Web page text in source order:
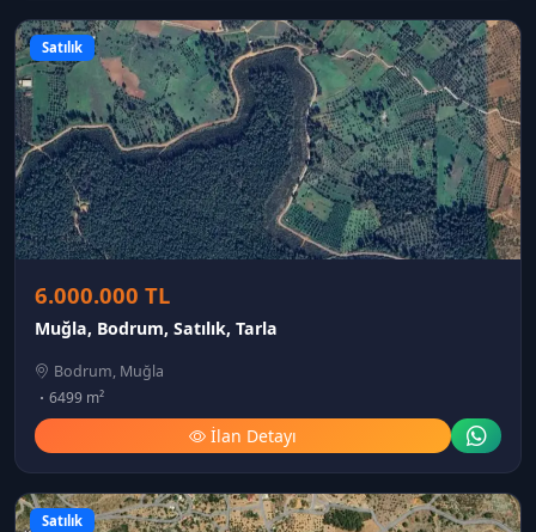
Satılık
6.000.000 TL
Muğla, Bodrum, Satılık, Tarla
Bodrum, Muğla
6499 m²
İlan Detayı
Satılık